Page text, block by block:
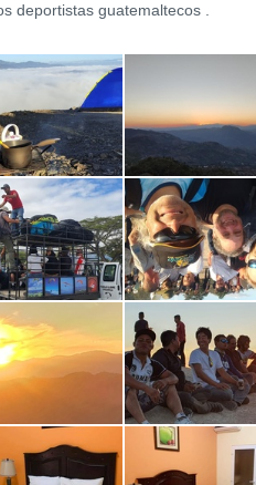
deportistas guatemaltecos .